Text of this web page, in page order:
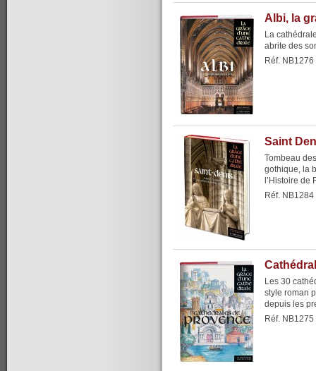
Albi, la
La
abrite des
Réf. NB1276
Saint
Tombeau
gothique, la
l’Histoire de
Réf. NB1284
Les 30
style roman
depuis les
Réf. NB1275